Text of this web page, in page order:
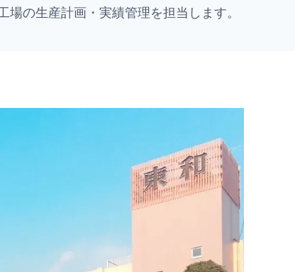
場の生産計画・実績管理を担当します。